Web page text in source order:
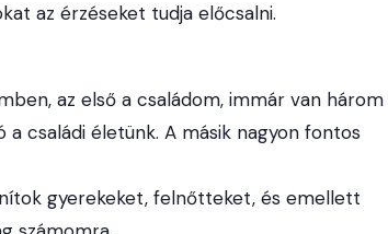
az érzéseket tudja előcsalni.
az első a családom, immár van három
családi életünk. A másik nagyon fontos
gyerekeket, felnőtteket, és emellett